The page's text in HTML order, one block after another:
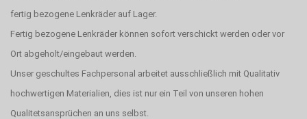
fertig bezogene Lenkräder auf Lager.
Fertig bezogene Lenkräder können sofort verschickt werden oder vor
Ort abgeholt/eingebaut werden.
Unser geschultes Fachpersonal arbeitet ausschließlich mit Qualitativ
hochwertigen Materialien, dies ist nur ein Teil von unseren hohen
Qualitetsansprüchen an uns selbst.